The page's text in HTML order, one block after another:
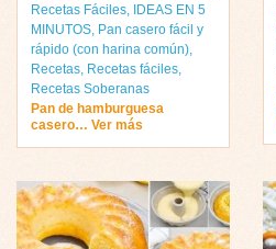
Recetas Fáciles, IDEAS EN 5
MINUTOS, Pan casero fácil y
rápido (con harina común),
Recetas, Recetas fáciles,
Recetas Soberanas
Pan de hamburguesa
casero… Ver más